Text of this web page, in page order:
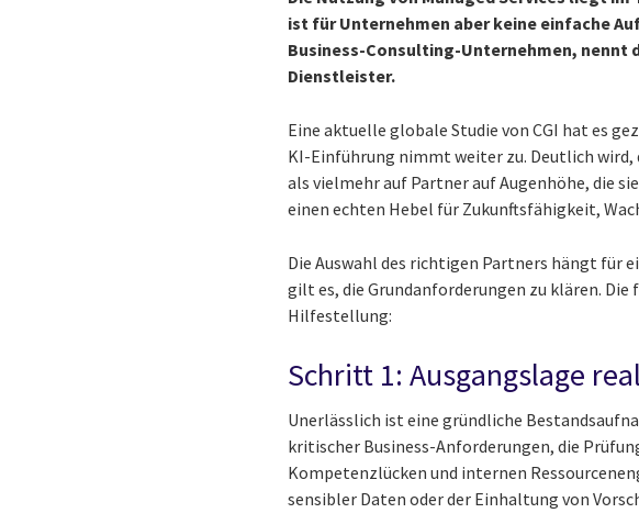
ist für Unternehmen aber keine einfache
Business-Consulting-Unternehmen,
Dienstleister.
Eine aktuelle globale Studie von CGI hat es
KI-Einführung nimmt weiter zu. Deutlich
als vielmehr auf Partner auf Augenhöhe, die
einen echten Hebel für Zukunftsfähigkeit,
Die Auswahl des richtigen Partners hängt für
gilt es, die Grundanforderungen zu klären.
Hilfestellung:
Schritt 1: Ausgangslage
Unerlässlich ist eine gründliche
kritischer Business-Anforderungen, die
Kompetenzlücken und internen
sensibler Daten oder der Einhaltung von